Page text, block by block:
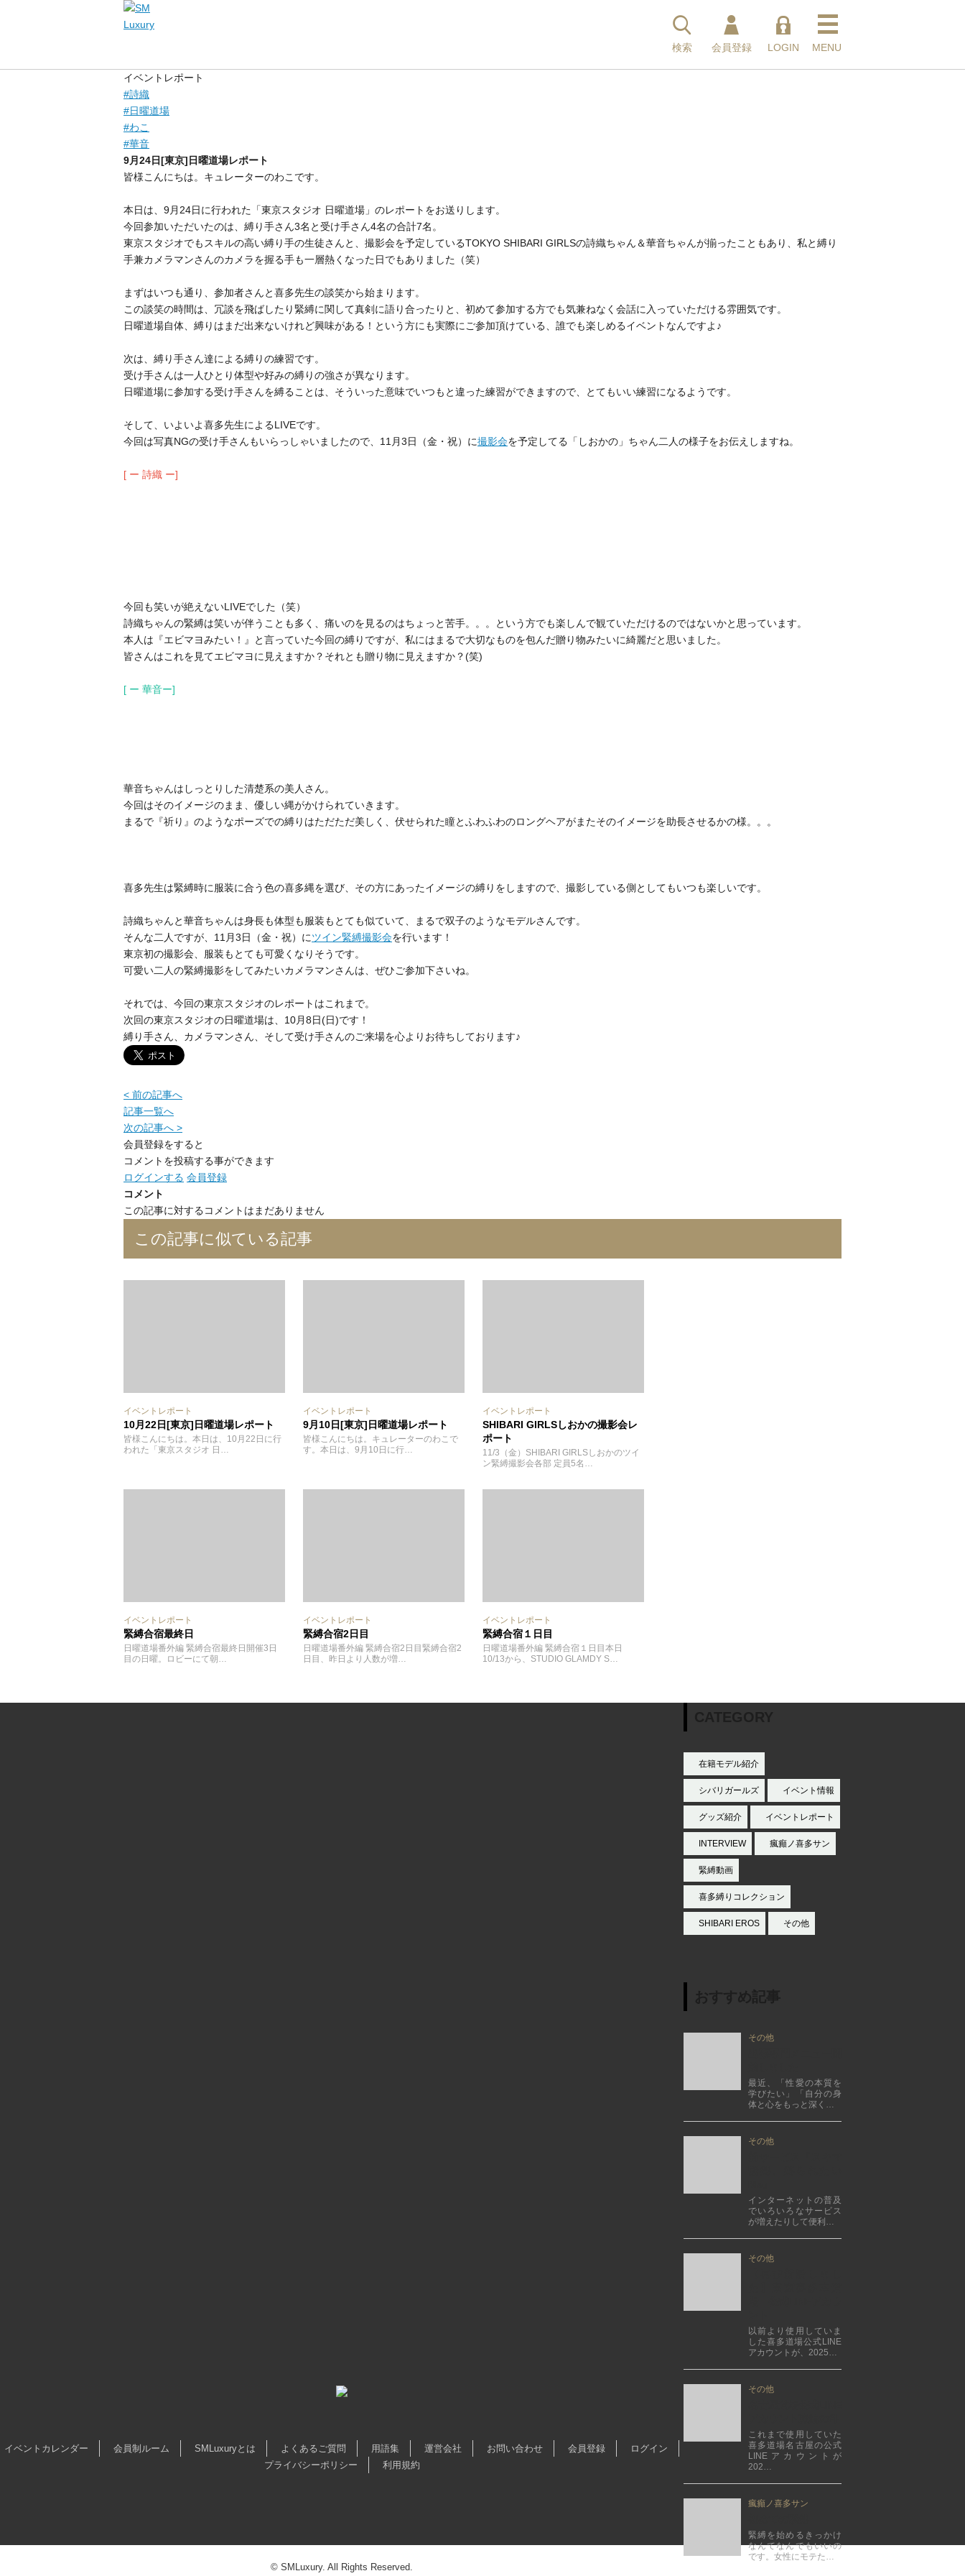
検索
会員登録
LOGIN MENU
イベントレポート
#詩織
#日曜道場
#わこ
#華音
9月24日[東京]日曜道場レポート
皆様こんにちは。キュレーターのわこです。
本日は、9月24日に行われた「東京スタジオ 日曜道場」のレポートをお送りします。
今回参加いただいたのは、縛り手さん3名と受け手さん4名の合計7名。
東京スタジオでもスキルの高い縛り手の生徒さんと、撮影会を予定しているTOKYO SHIBARI GIRLSの詩織ちゃん＆華音ちゃんが揃ったこともあり、私と縛り
手兼カメラマンさんのカメラを握る手も一層熱くなった日でもありました（笑）
まずはいつも通り、参加者さんと喜多先生の談笑から始まります。
この談笑の時間は、冗談を飛ばしたり緊縛に関して真剣に語り合ったりと、初めて参加する方でも気兼ねなく会話に入っていただける雰囲気です。
日曜道場自体、縛りはまだ出来ないけれど興味がある！という方にも実際にご参加頂けている、誰でも楽しめるイベントなんですよ♪
次は、縛り手さん達による縛りの練習です。
受け手さんは一人ひとり体型や好みの縛りの強さが異なります。
日曜道場に参加する受け手さんを縛ることは、そういった意味でいつもと違った練習ができますので、とてもいい練習になるようです。
そして、いよいよ喜多先生によるLIVEです。
今回は写真NGの受け手さんもいらっしゃいましたので、11月3日（金・祝）に撮影会を予定してる「しおかの」ちゃん二人の様子をお伝えしますね。
[ ー 詩織 ー]
今回も笑いが絶えないLIVEでした（笑）
詩織ちゃんの緊縛は笑いが伴うことも多く、痛いのを見るのはちょっと苦手。。。という方でも楽しんで観ていただけるのではないかと思っています。
本人は『エビマヨみたい！』と言っていた今回の縛りですが、私にはまるで大切なものを包んだ贈り物みたいに綺麗だと思いました。
皆さんはこれを見てエビマヨに見えますか？それとも贈り物に見えますか？(笑)
[ ー 華音ー]
華音ちゃんはしっとりした清楚系の美人さん。
今回はそのイメージのまま、優しい縄がかけられていきます。
まるで『祈り』のようなポーズでの縛りはただただ美しく、伏せられた瞳とふわふわのロングヘアがまたそのイメージを助長させるかの様。。。
喜多先生は緊縛時に服装に合う色の喜多縄を選び、その方にあったイメージの縛りをしますので、撮影している側としてもいつも楽しいです。
詩織ちゃんと華音ちゃんは身長も体型も服装もとても似ていて、まるで双子のようなモデルさんです。
そんな二人ですが、11月3日（金・祝）にツイン緊縛撮影会を行います！
東京初の撮影会、服装もとても可愛くなりそうです。
可愛い二人の緊縛撮影をしてみたいカメラマンさんは、ぜひご参加下さいね。
それでは、今回の東京スタジオのレポートはこれまで。
次回の東京スタジオの日曜道場は、10月8日(日)です！
縛り手さん、カメラマンさん、そして受け手さんのご来場を心よりお待ちしております♪
< 前の記事へ
記事一覧へ
次の記事へ >
会員登録をすると
コメントを投稿する事ができます
ログインする 会員登録
コメント
この記事に対するコメントはまだありません
この記事に似ている記事
イベントレポート
10月22日[東京]日曜道場レポート
皆様こんにちは。本日は、10月22日に行
われた「東京スタジオ 日…
イベントレポート
9月10日[東京]日曜道場レポート
皆様こんにちは。キュレーターのわこで
す。本日は、9月10日に行…
イベントレポート
SHIBARI GIRLSしおかの撮影会レ
ポート
11/3（金）SHIBARI GIRLSしおかのツイ
ン緊縛撮影会各部 定員5名…
イベントレポート
緊縛合宿最終日
日曜道場番外編 緊縛合宿最終日開催3日
目の日曜。ロビーにて朝…
イベントレポート
緊縛合宿2日目
日曜道場番外編 緊縛合宿2日目緊縛合宿2
日目、昨日より人数が増…
イベントレポート
緊縛合宿１日目
日曜道場番外編 緊縛合宿１日目本日
10/13から、STUDIO GLAMDY S…
在籍モデル紹介
シバリガールズ イベント情報
グッズ紹介 イベントレポート
INTERVIEW 瘋癲ノ喜多サン
緊縛動画
喜多縛りコレクション
SHIBARI EROS その他
その他
最近、「性愛の本質を
学びたい」「自分の身
体と心をもっと深く…
その他
インターネットの普及
でいろいろなサービス
が増えたりして便利…
その他
以前より使用していま
した喜多道場公式LINE
アカウントが、2025…
その他
これまで使用していた
喜多道場名古屋の公式
LINEアカウントが
202…
瘋癲ノ喜多サン
緊縛を始めるきっかけ
なんてなんでもいいの
です。女性にモテた…
イベントカレンダー 会員制ルーム SMLuxuryとは よくあるご質問 用語集 運営会社 お問い合わせ 会員登録
ログイン
プライバシーポリシー
利用規約
© SMLuxury. All Rights Reserved.